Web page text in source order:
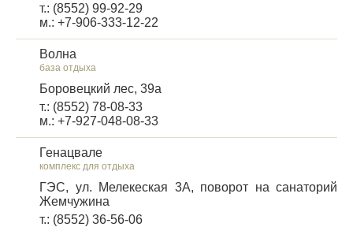
т.: (8552) 99-92-29
м.: +7-906-333-12-22
Волна
база отдыха
Боровецкий лес, 39а
т.: (8552) 78-08-33
м.: +7-927-048-08-33
Генацвале
комплекс для отдыха
ГЭС, ул. Мелекеская 3А, поворот на санаторий
Жемчужина
т.: (8552) 36-56-06